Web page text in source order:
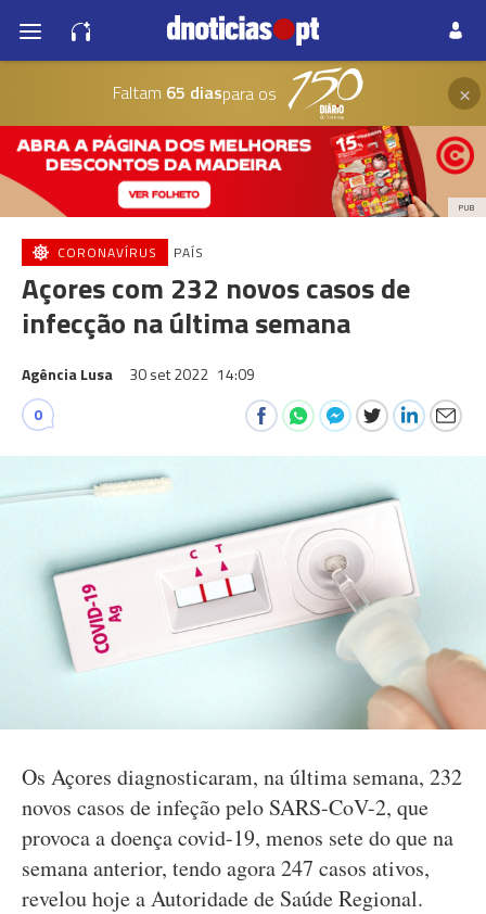
Faltam 65 diaspara os ×
PUB
CORONAVÍRUS PAÍS
Açores com 232 novos casos de
infecção na última semana
Agência Lusa 30 set 2022 14:09
0
Os Açores diagnosticaram, na última semana, 232
novos casos de infeção pelo SARS-CoV-2, que
provoca a doença covid-19, menos sete do que na
semana anterior, tendo agora 247 casos ativos,
revelou hoje a Autoridade de Saúde Regional.